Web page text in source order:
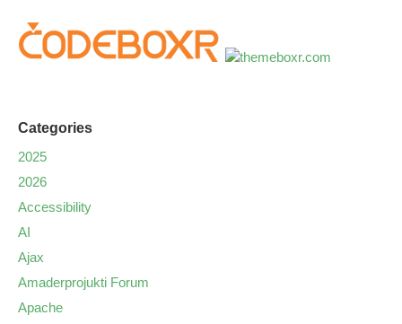
Categories
2025
2026
Accessibility
AI
Ajax
Amaderprojukti Forum
Apache